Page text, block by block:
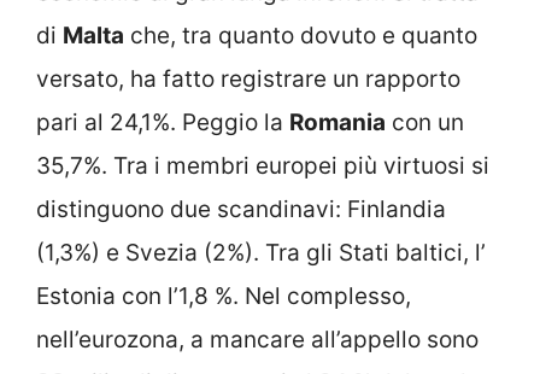
di Malta che, tra quanto dovuto e quanto
versato, ha fatto registrare un rapporto
pari al 24,1%. Peggio la Romania con un
35,7%. Tra i membri europei più virtuosi si
distinguono due scandinavi: Finlandia
(1,3%) e Svezia (2%). Tra gli Stati baltici, l’
Estonia con l’1,8 %. Nel complesso,
nell’eurozona, a mancare all’appello sono